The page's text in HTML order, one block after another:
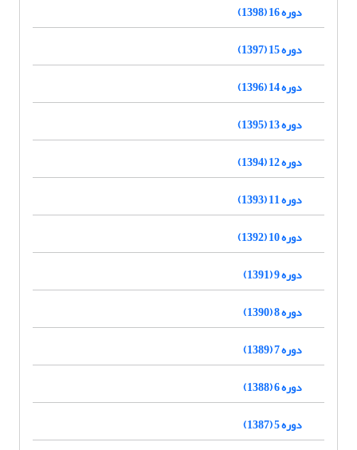
دوره 16 (1398)
دوره 15 (1397)
دوره 14 (1396)
دوره 13 (1395)
دوره 12 (1394)
دوره 11 (1393)
دوره 10 (1392)
دوره 9 (1391)
دوره 8 (1390)
دوره 7 (1389)
دوره 6 (1388)
دوره 5 (1387)